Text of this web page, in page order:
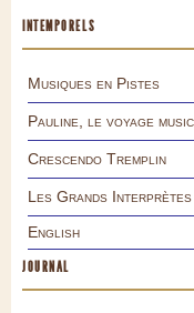
INTEMPORELS
Musiques en Pistes
Pauline, le voyage
Crescendo Tremplin
Les Grands
English
JOURNAL